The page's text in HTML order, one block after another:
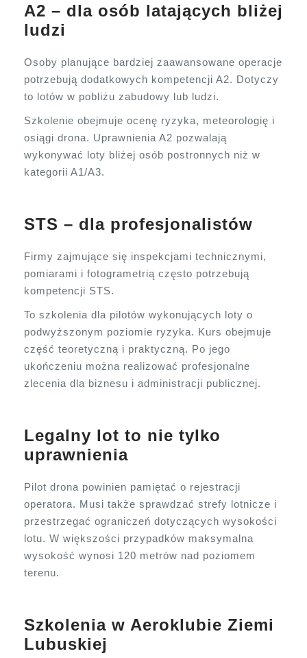
A2 – dla osób latających bliżej
ludzi
Osoby planujące bardziej zaawansowane operacje
potrzebują dodatkowych kompetencji A2. Dotyczy
to lotów w pobliżu zabudowy lub ludzi.
Szkolenie obejmuje ocenę ryzyka, meteorologię i
osiągi drona. Uprawnienia A2 pozwalają
wykonywać loty bliżej osób postronnych niż w
kategorii A1/A3.
STS – dla profesjonalistów
Firmy zajmujące się inspekcjami technicznymi,
pomiarami i fotogrametrią często potrzebują
kompetencji STS.
To szkolenia dla pilotów wykonujących loty o
podwyższonym poziomie ryzyka. Kurs obejmuje
część teoretyczną i praktyczną. Po jego
ukończeniu można realizować profesjonalne
zlecenia dla biznesu i administracji publicznej.
Legalny lot to nie tylko
uprawnienia
Pilot drona powinien pamiętać o rejestracji
operatora. Musi także sprawdzać strefy lotnicze i
przestrzegać ograniczeń dotyczących wysokości
lotu. W większości przypadków maksymalna
wysokość wynosi 120 metrów nad poziomem
terenu.
Szkolenia w Aeroklubie Ziemi
Lubuskiej